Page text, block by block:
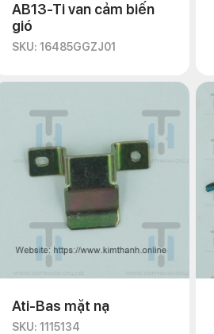
AB13-Ti van cảm biến
gió
SKU: 16485GGZJ01
Ati-Bas mặt nạ
SKU: 1115134